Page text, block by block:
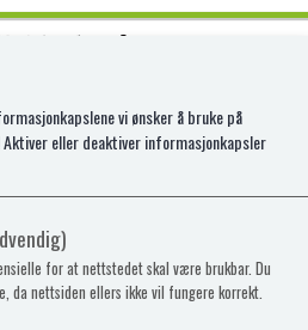
VOKSEN
vi ønsker å bruke på
eller deaktiver informasjonkapsler
for at nettstedet skal være brukbar. Du
da nettsiden ellers ikke vil fungere korrekt.